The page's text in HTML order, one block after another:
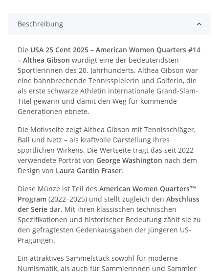
Beschreibung
Die USA 25 Cent 2025 – American Women Quarters #14
– Althea Gibson würdigt eine der bedeutendsten
Sportlerinnen des 20. Jahrhunderts. Althea Gibson war
eine bahnbrechende Tennisspielerin und Golferin, die
als erste schwarze Athletin internationale Grand-Slam-
Titel gewann und damit den Weg für kommende
Generationen ebnete.
Die Motivseite zeigt Althea Gibson mit Tennisschläger,
Ball und Netz – als kraftvolle Darstellung ihres
sportlichen Wirkens. Die Wertseite trägt das seit 2022
verwendete Porträt von George Washington nach dem
Design von Laura Gardin Fraser.
Diese Münze ist Teil des American Women Quarters™
Program (2022–2025) und stellt zugleich den Abschluss
der Serie dar. Mit ihren klassischen technischen
Spezifikationen und historischer Bedeutung zählt sie zu
den gefragtesten Gedenkausgaben der jüngeren US-
Prägungen.
Ein attraktives Sammelstück sowohl für moderne
Numismatik, als auch für Sammlerinnen und Sammler